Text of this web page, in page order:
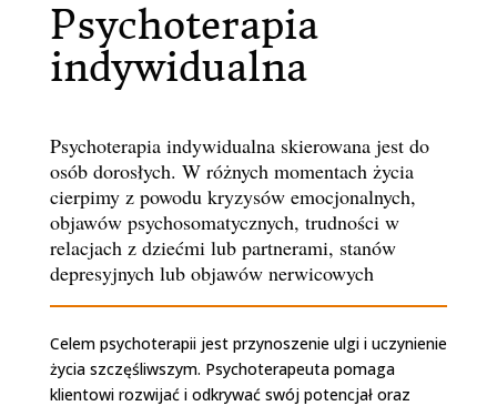
Psychoterapia
indywidualna
Psychoterapia indywidualna skierowana jest do
osób dorosłych. W różnych momentach życia
cierpimy z powodu kryzysów emocjonalnych,
objawów psychosomatycznych, trudności w
relacjach z dziećmi lub partnerami, stanów
depresyjnych lub objawów nerwicowych
Celem psychoterapii jest przynoszenie ulgi i uczynienie
życia szczęśliwszym. Psychoterapeuta pomaga
klientowi rozwijać i odkrywać swój potencjał oraz